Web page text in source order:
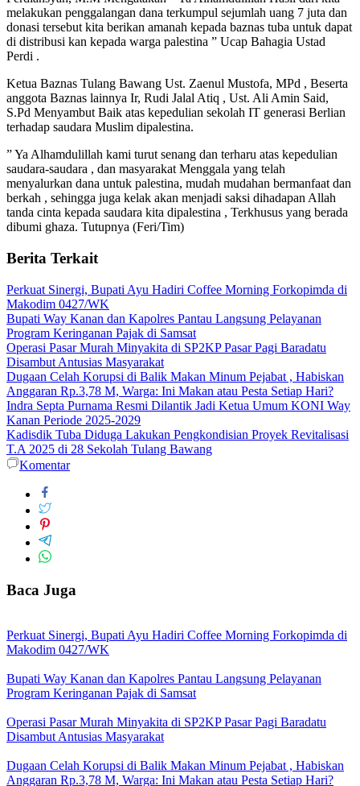
melakukan penggalangan dana terkumpul sejumlah uang 7 juta dan
donasi tersebut kita berikan amanah kepada baznas tuba untuk dapat
di distribusi kan kepada warga palestina ” Ucap Bahagia Ustad
Perdi .
Ketua Baznas Tulang Bawang Ust. Zaenul Mustofa, MPd , Beserta
anggota Baznas lainnya Ir, Rudi Jalal Atiq , Ust. Ali Amin Said,
S.Pd Menyambut Baik atas kepedulian sekolah IT generasi Berlian
terhadap saudara Muslim dipalestina.
” Ya Alhamdulillah kami turut senang dan terharu atas kepedulian
saudara-saudara , dan masyarakat Menggala yang telah
menyalurkan dana untuk palestina, mudah mudahan bermanfaat dan
berkah , sehingga juga kelak akan menjadi saksi dihadapan Allah
tanda cinta kepada saudara kita dipalestina , Terkhusus yang berada
dibumi ghaza. Tutupnya (Feri/Tim)
Berita Terkait
Perkuat Sinergi, Bupati Ayu Hadiri Coffee Morning Forkopimda di
Makodim 0427/WK
Bupati Way Kanan dan Kapolres Pantau Langsung Pelayanan
Program Keringanan Pajak di Samsat
Operasi Pasar Murah Minyakita di SP2KP Pasar Pagi Baradatu
Disambut Antusias Masyarakat
Dugaan Celah Korupsi di Balik Makan Minum Pejabat , Habiskan
Anggaran Rp.3,78 M, Warga: Ini Makan atau Pesta Setiap Hari?
Indra Septa Purnama Resmi Dilantik Jadi Ketua Umum KONI Way
Kanan Periode 2025-2029
Kadisdik Tuba Diduga Lakukan Pengkondisian Proyek Revitalisasi
T.A 2025 di 28 Sekolah Tulang Bawang
Komentar
Baca Juga
Perkuat Sinergi, Bupati Ayu Hadiri Coffee Morning Forkopimda di
Makodim 0427/WK
Bupati Way Kanan dan Kapolres Pantau Langsung Pelayanan
Program Keringanan Pajak di Samsat
Operasi Pasar Murah Minyakita di SP2KP Pasar Pagi Baradatu
Disambut Antusias Masyarakat
Dugaan Celah Korupsi di Balik Makan Minum Pejabat , Habiskan
Anggaran Rp.3,78 M, Warga: Ini Makan atau Pesta Setiap Hari?